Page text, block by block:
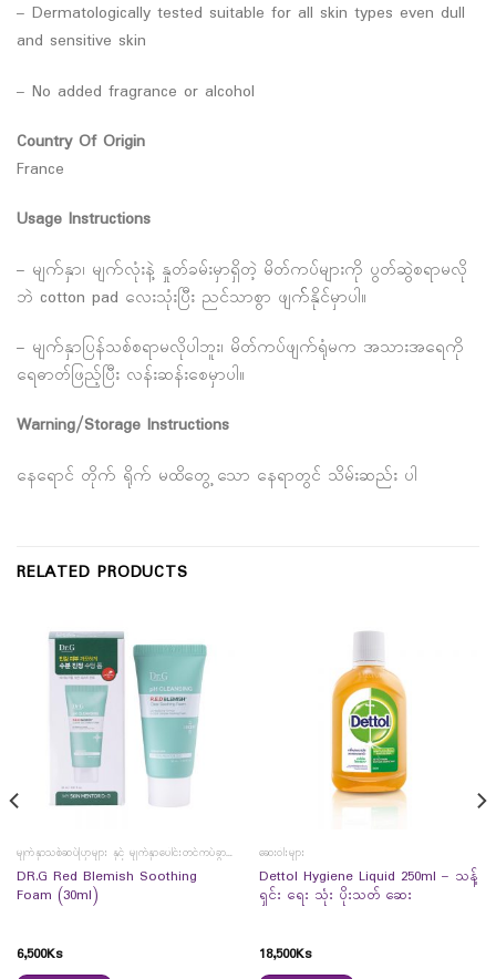
– Dermatologically tested suitable for all skin types even dull
and sensitive skin
– No added fragrance or alcohol
Country Of Origin
France
Usage Instructions
– မျက်နှာ၊ မျက်လုံးနဲ့ နှုတ်ခမ်းမှာရှိတဲ့ မိတ်ကပ်များကို ပွတ်ဆွဲစရာမလို
ဘဲ cotton pad လေးသုံးပြီး ညင်သာစွာ ဖျက််နိုင်မှာပါ။
– မျက်နှာပြန်သစ်စရာမလိုပါဘူး၊ မိတ်ကပ်ဖျက်ရုံမက အသားအရေကို
ရေဓာတ်ဖြည့်ပြီး လန်းဆန်းစေမှာပါ။
Warning/Storage Instructions
နေရောင် တိုက် ရိုက် မထိတွေ့ သော နေရာတွင် သိမ်းဆည်း ပါ
RELATED PRODUCTS
မျက်နှာသစ်ဆပ်ပြာများ နှင့် မျက်နှာပေါင်းတင်ကပ်ခွာများ
DR.G Red Blemish Soothing
Foam (30ml)
6,500Ks
ဆေးဝါးများ
Dettol Hygiene Liquid 250ml – သန့်
ရှင်း ရေး သုံး ပိုးသတ် ဆေး
18,500Ks